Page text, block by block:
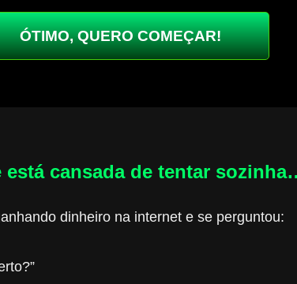
ÓTIMO, QUERO COMEÇAR!
está cansada de tentar
dinheiro na internet e se perguntou: